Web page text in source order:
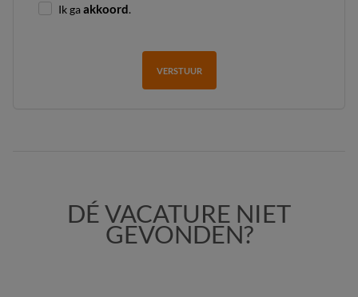
Ik gaakkoord.
VERSTUUR
DÉ VACATURE NIET
GEVONDEN?